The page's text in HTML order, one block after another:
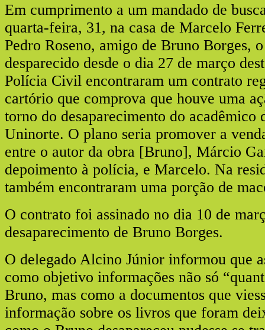
Em cumprimento a um mandado de
quarta-feira, 31, na casa de Marcelo
Pedro Roseno, amigo de Bruno Borges,
desparecido desde o dia 27 de março
Polícia Civil encontraram um contrato
cartório que comprova que houve uma
torno do desaparecimento do acadêmico
Uninorte. O plano seria promover a
entre o autor da obra [Bruno], Márcio
depoimento à polícia, e Marcelo. Na
também encontraram uma porção de
O contrato foi assinado no dia 10 de
desaparecimento de Bruno Borges.
O delegado Alcino Júnior informou que
como objetivo informações não só
Bruno, mas como a documentos que
informação sobre os livros que foram